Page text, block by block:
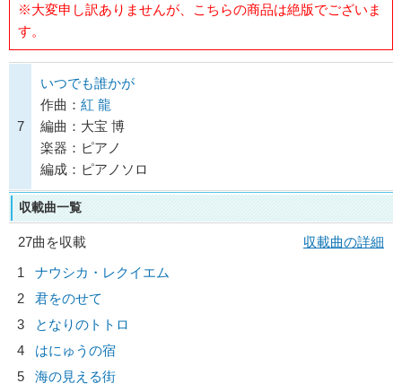
※大変申し訳ありませんが、こちらの商品は絶版でございま
す。
7
いつでも誰かが
作曲： 紅 龍
編曲：大宝 博
楽器：ピアノ
編成：ピアノソロ
収載曲一覧
27曲を収載
収載曲の詳細
1
ナウシカ・レクイエム
2
君をのせて
3
となりのトトロ
4
はにゅうの宿
5
海の見える街